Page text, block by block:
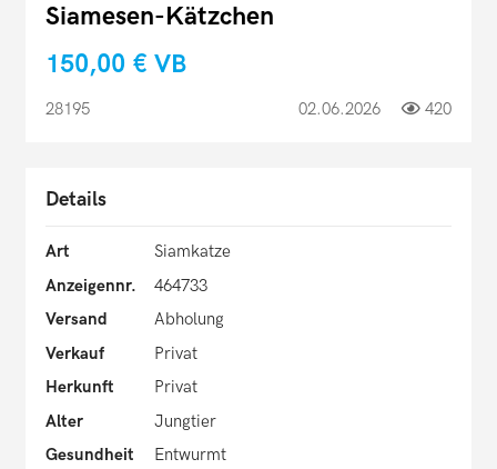
Siamesen-Kätzchen
150,00 € VB
28195 02.06.2026 420
Details
Art
Siamkatze
Anzeigennr.
464733
Versand
Abholung
Verkauf
Privat
Herkunft
Privat
Alter
Jungtier
Gesundheit
Entwurmt